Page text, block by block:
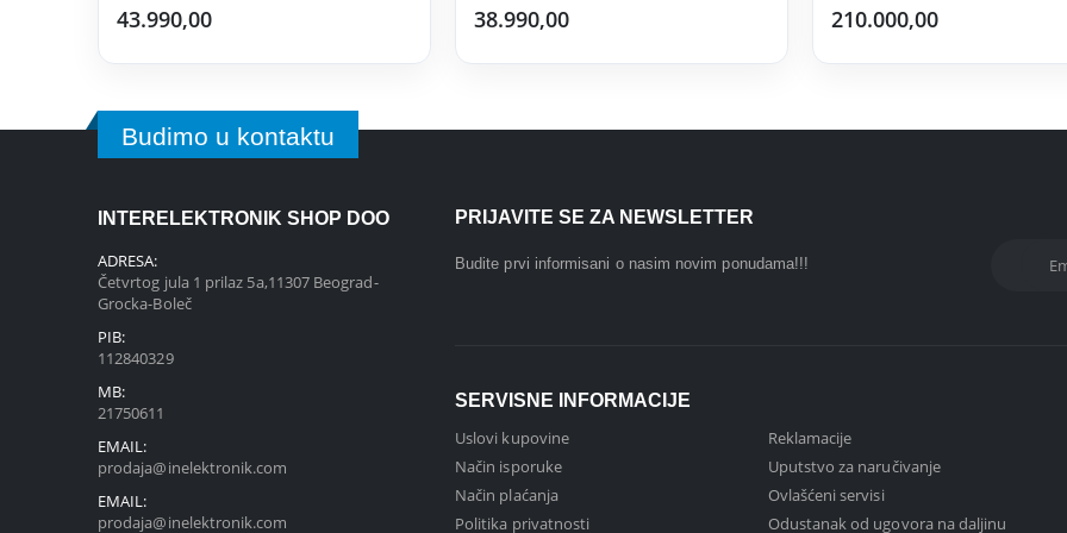
43.990,00 38.990,00 210.000,00
Budimo u kontaktu
INTERELEKTRONIK SHOP DOO
ADRESA:
Četvrtog jula 1 prilaz 5a,11307 Beograd-
Grocka-Boleč
PIB:
112840329
MB:
21750611
EMAIL:
prodaja@inelektronik.com
EMAIL:
prodaja@inelektronik.com
PRIJAVITE SE ZA NEWSLETTER
Budite prvi informisani o nasim novim ponudama!!!
SERVISNE INFORMACIJE
Uslovi kupovine
Način isporuke
Način plaćanja
Politika privatnosti
Reklamacije
Uputstvo za naručivanje
Ovlašćeni servisi
Odustanak od ugovora na daljinu